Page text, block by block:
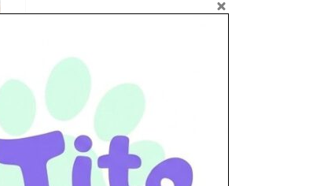
Godziny pracy
sob. 10.00 – 15.00
niedz. zamknięte
05-100 Nowy Dwór Mazowiecki
ul. Leśna 2
tel. 503 900 215